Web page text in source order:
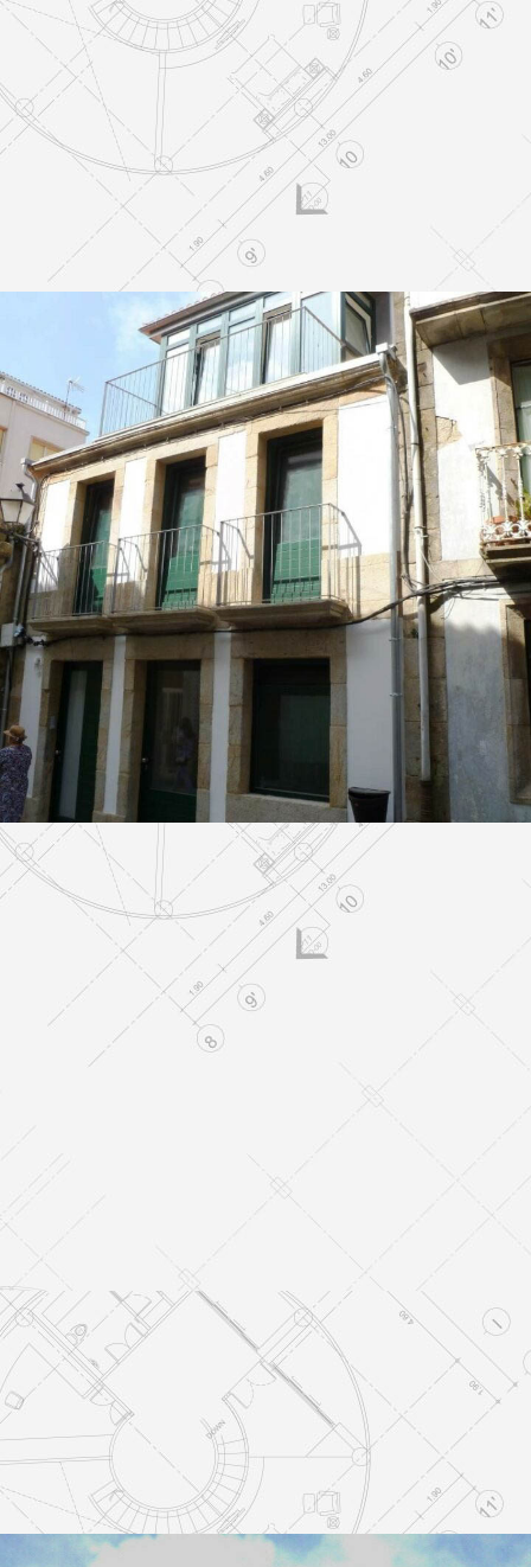
Rehabilitación de Vivienda
REHABILITACIONES
Residencia
EDIFICACION PÚBLICA
EDIFICIOS DE VIVIENDAS